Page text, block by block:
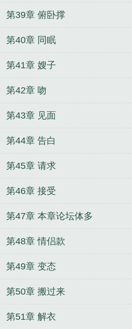
第39章 俯卧撑
第40章 同眠
第41章 嫂子
第42章 吻
第43章 见面
第44章 告白
第45章 请求
第46章 接受
第47章 本章论坛体多
第48章 情侣款
第49章 变态
第50章 搬过来
第51章 解衣